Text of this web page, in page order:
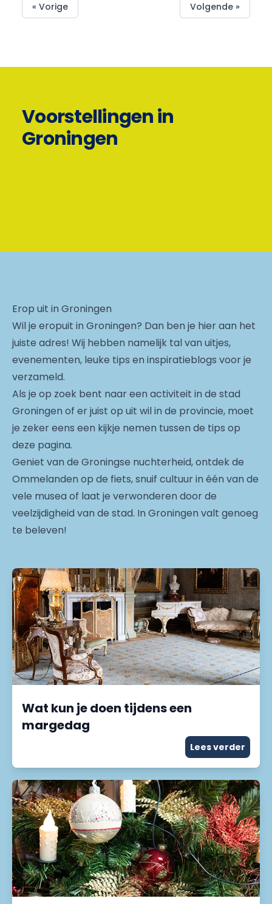
« Vorige Volgende »
Voorstellingen in
Groningen
Erop uit in Groningen
Wil je eropuit in Groningen? Dan ben je hier aan het
juiste adres! Wij hebben namelijk tal van uitjes,
evenementen, leuke tips en inspiratieblogs voor je
verzameld.
Als je op zoek bent naar een activiteit in de stad
Groningen of er juist op uit wil in de provincie, moet
je zeker eens een kijkje nemen tussen de tips op
deze pagina.
Geniet van de Groningse nuchterheid, ontdek de
Ommelanden op de fiets, snuif cultuur in één van de
vele musea of laat je verwonderen door de
veelzijdigheid van de stad. In Groningen valt genoeg
te beleven!
Wat kun je doen tijdens een
margedag
Lees verder